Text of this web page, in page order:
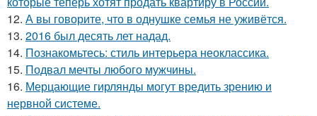
12. А вы говорите, что в однушке семья не уживётся.
13. 2016 был десять лет надад.
14. Познакомьтесь: стиль интерьера неоклассика.
15. Подвал мечты любого мужчины.
16. Мерцающие гирлянды могут вредить зрению и
нервной системе.